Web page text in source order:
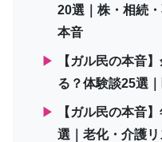
20選｜株・相続
本音
▶
【ガル民の本音
る？体験談25選
▶
【ガル民の本音
選｜老化・介護